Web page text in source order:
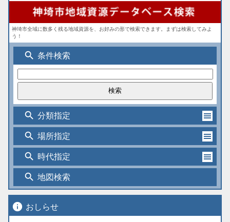
神埼市全域に数多く残る地域資源を、お好みの形で検索できます。まずは検索してみよ
う！
search 条件検索
search 分類指定
search 場所指定
search 時代指定
search 地図検索
info おしらせ